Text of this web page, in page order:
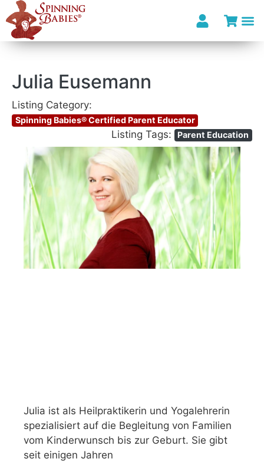
Julia Eusemann
Listing Category:
Spinning Babies® Certified Parent Educator
Listing Tags: Parent Education
Julia ist als Heilpraktikerin und Yogalehrerin
spezialisiert auf die Begleitung von Familien
vom Kinderwunsch bis zur Geburt. Sie gibt
seit einigen Jahren